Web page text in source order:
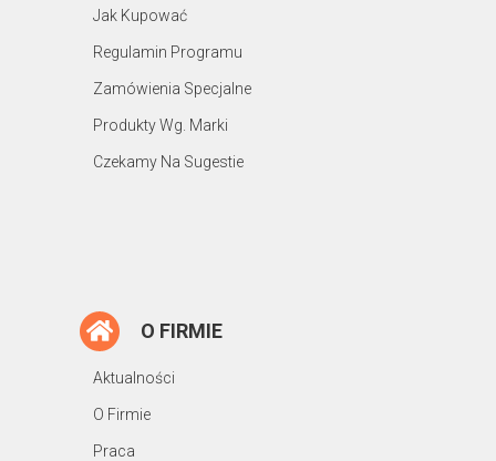
Jak Kupować
Regulamin Programu
Zamówienia Specjalne
Produkty Wg. Marki
Czekamy Na Sugestie
O FIRMIE
Aktualności
O Firmie
Praca